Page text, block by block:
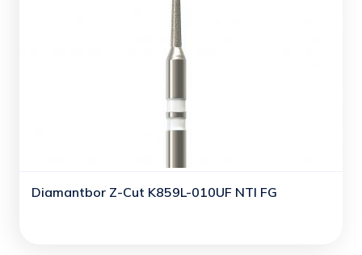
Diamantbor Z-Cut K859L-010UF NTI FG